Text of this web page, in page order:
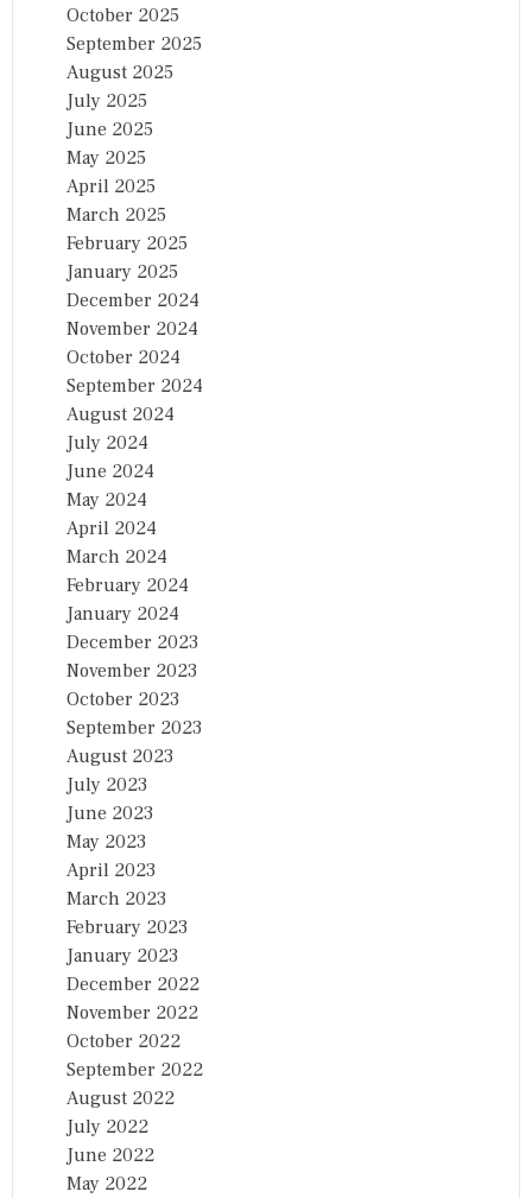
October 2025
September 2025
August 2025
July 2025
June 2025
May 2025
April 2025
March 2025
February 2025
January 2025
December 2024
November 2024
October 2024
September 2024
August 2024
July 2024
June 2024
May 2024
April 2024
March 2024
February 2024
January 2024
December 2023
November 2023
October 2023
September 2023
August 2023
July 2023
June 2023
May 2023
April 2023
March 2023
February 2023
January 2023
December 2022
November 2022
October 2022
September 2022
August 2022
July 2022
June 2022
May 2022